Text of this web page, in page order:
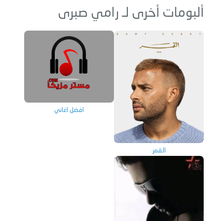
ألبومات أخرى لـ رامي صبرى
القمر
افضل اغاني